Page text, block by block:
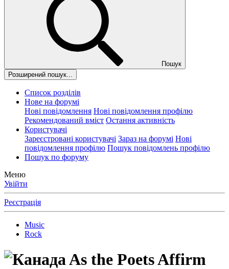
Пошук
Розширений пошук...
Список розділів
Нове на форумі
Нові повідомлення Нові повідомлення профілю
Рекомендований вміст Остання активність
Користувачі
Зареєстровані користувачі Зараз на форумі Нові
повідомлення профілю Пошук повідомлень профілю
Пошук по форуму
Меню
Увійти
Реєстрація
Music
Rock
As the Poets Affirm